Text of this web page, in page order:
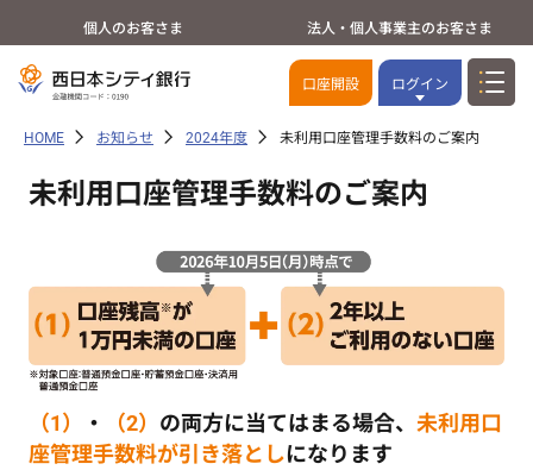
個人のお客さま 法人・個人事業主のお客さま
口座開設 ログイン
HOME お知らせ 2024年度 未利用口座管理手数料のご案内
未利用口座管理手数料のご案内
（1） ・ （2） の両方に当てはまる場合、 未利用口
座管理手数料が引き落としになります